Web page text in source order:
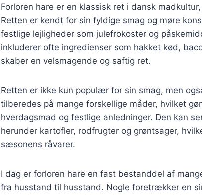
Forloren hare er en klassisk ret i dansk
Retten er kendt for sin fyldige smag og møre
festlige lejligheder som julefrokoster og
inkluderer ofte ingredienser som hakket kød,
skaber en velsmagende og saftig ret.
Retten er ikke kun populær for sin smag, men
tilberedes på mange forskellige måder, hvilket
hverdagsmad og festlige anledninger. Den kan
herunder kartofler, rodfrugter og grøntsager,
sæsonens råvarer.
I dag er forloren hare en fast bestanddel af
fra husstand til husstand. Nogle foretrækker en